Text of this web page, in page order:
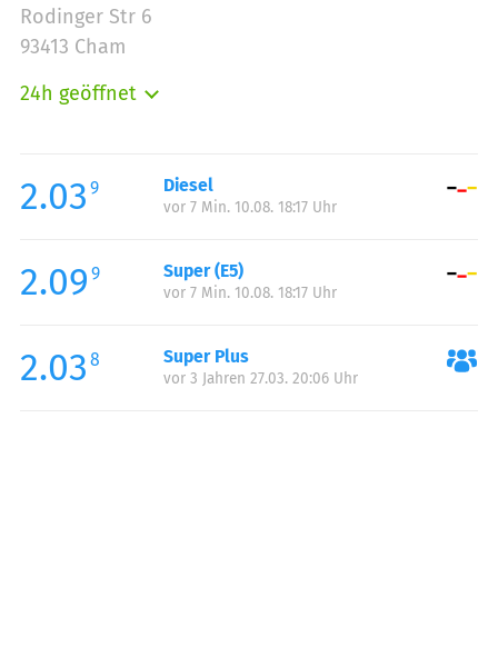
Rodinger Str 6
93413 Cham
24h geöffnet
Mittwoch:
00:00-24:00
Donnerstag:
Samstag:
00:00-24:00
Sonntag:
2.03 9 Diesel
vor 7 Min. 10.08. 18:17 Uhr
2.09 9 Super (E5)
vor 7 Min. 10.08. 18:17 Uhr
2.03 8 Super Plus
vor 3 Jahren 27.03. 20:06 Uhr